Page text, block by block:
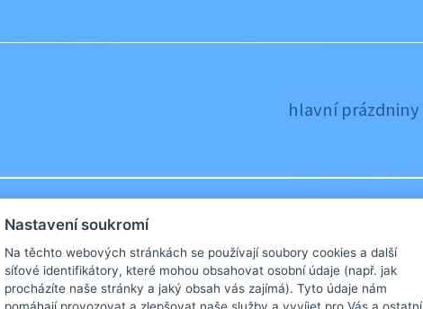
hlavní prázdniny
hlavní prázdniny
Nastavení soukromí
Na těchto webových stránkách se používají soubory cookies a další
síťové identifikátory, které mohou obsahovat osobní údaje (např. jak
procházíte naše stránky a jaký obsah vás zajímá). Tyto údaje nám